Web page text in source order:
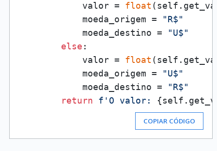
            valor =
float
            moeda_origem =
"R$"
            moeda_destino =
"U$"
else :
            valor =
float
            moeda_origem =
"U$"
            moeda_destino =
"R$"
return
f'O valor:
COPIAR CÓDIGO